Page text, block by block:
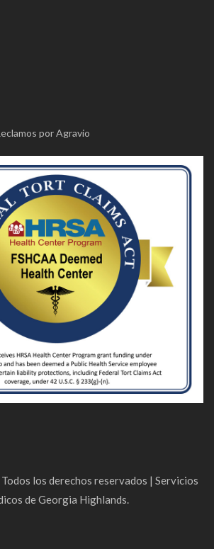
por Agravio
Todos los derechos reservados | Servicios
de Georgia Highlands.